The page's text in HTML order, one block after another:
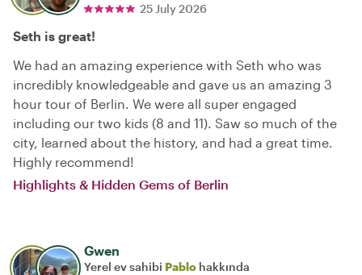
25 July 2026
Seth is great!
We had an amazing experience with Seth who was
incredibly knowledgeable and gave us an amazing 3
hour tour of Berlin. We were all super engaged
including our two kids (8 and 11). Saw so much of the
city, learned about the history, and had a great time.
Highly recommend!
Highlights & Hidden Gems of Berlin
Gwen
Yerel ev sahibi Pablo hakkında